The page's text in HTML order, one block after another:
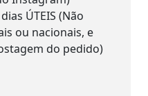
ÚTEIS (Não
ou nacionais, e
do pedido)